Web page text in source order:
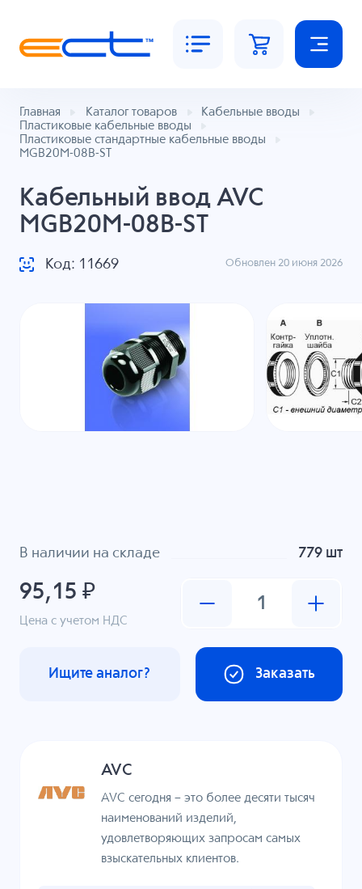
Главная Каталог товаров
Кабельные вводы
Пластиковые кабельные вводы
Пластиковые стандартные кабельные вводы
MGB20M-08B-ST
Кабельный ввод AVC
MGB20M-08B-ST
Код: 11669 Обновлен 20 июня 2026
В наличии на складе 779 шт
95,15 ₽
Цена с учетом НДС
Заказать
Ищите аналог?
AVC
AVC сегодня – это более десяти тысяч
наименований изделий,
удовлетворяющих запросам самых
взыскательных клиентов.